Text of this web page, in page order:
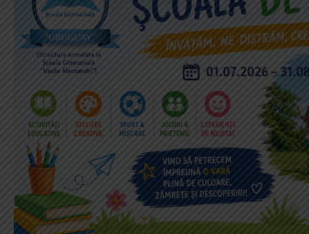
Declaratie avere director
Articolul 33 din Legea 153
Redacţia de…”Pici” nr. 12
Redacţia de…”Pici” nr. 11
Redacţia de…”Pici” nr. 10
Redacţia de…”Pici” nr. 09
Redacţia de…”Pici” nr. 08
Redacţia de…”Pici” nr. 07
Redacţia de…”Pici” nr. 06
Redacţia de…”Pici” nr. 05
Redacţia de…”Pici” nr. 04
Redacţia de…”Pici” nr. 03